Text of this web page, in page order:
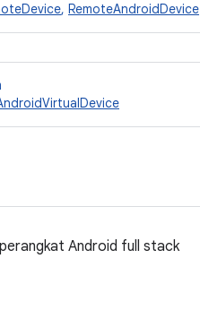
, RemoteAndroidDevice
Android full stack